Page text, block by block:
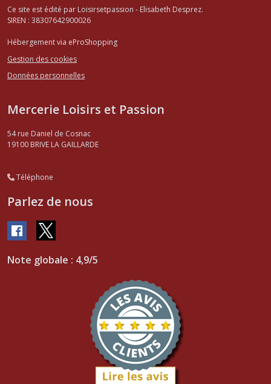
Ce site est édité par Loisirsetpassion - Elisabeth Desprez.
SIREN : 38307642900026
Hébergement via eProShopping
Gestion des cookies
Données personnelles
Mercerie Loisirs et Passion
54 rue Daniel de Cosnac
19100 BRIVE LA GAILLARDE
Téléphone
Parlez de nous
Note globale : 4,9/5